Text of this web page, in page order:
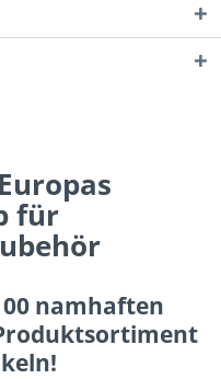
für
namhaften